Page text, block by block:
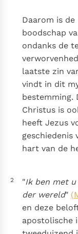
Katholieke
en is volledig
Ik help mee!
Daarom is
boodschap
ondanks de
laatste zin
vindt in dit
bestemming.
Christus is
heeft Jezus
geschiedenis
hart van de
2 "Ik ben met u
der wereld"
en deze
apostolische